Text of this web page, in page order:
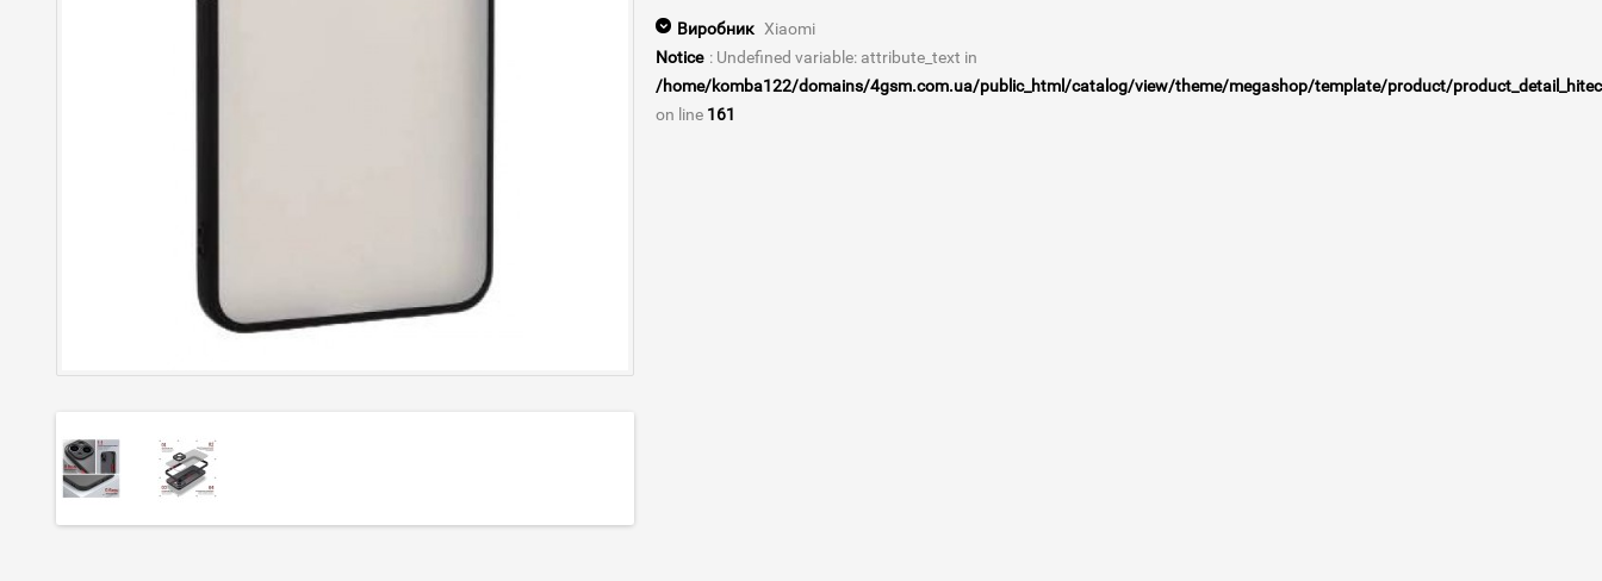
Виробник Xiaomi
Notice : Undefined variable: attribute_text in
/home/komba122/domains/4gsm.com.ua/public_html/catalog/view/theme/megashop/template/product/
on line 161